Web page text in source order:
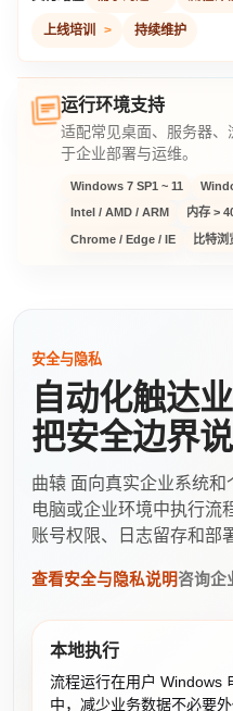
上线培训 持续维护
运行环境支持
适配常见桌面、服务器
于企业部署与运维。
Windows 7 SP1 ~ 11
Intel / AMD / ARM 内存 >
Chrome / Edge / IE 比特
安全与隐私
自动化触达
把安全边界
曲辕 面向真实企业系统
电脑或企业环境中执行流
账号权限、日志留存和部
查看安全与隐私说明咨询企
本地执行
流程运行在用户 Windows
中，减少业务数据不必要外